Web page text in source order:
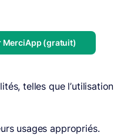
MerciApp (gratuit)
telles que l’utilisation
usages appropriés.